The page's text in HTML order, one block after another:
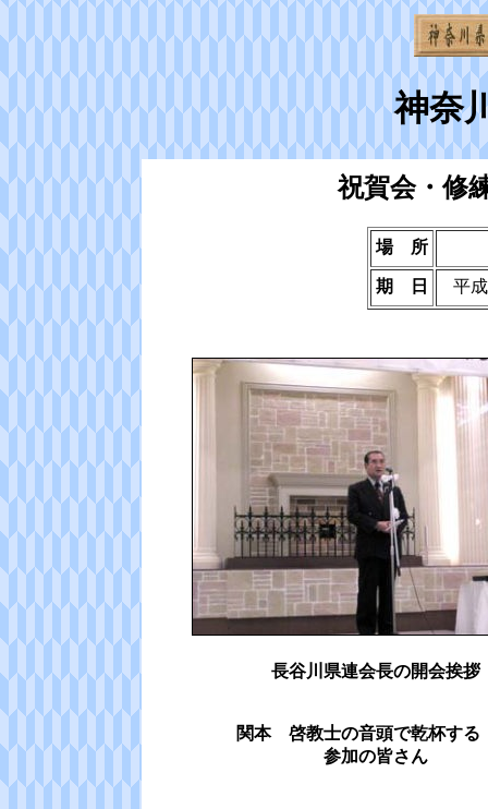
神奈
祝賀会・修
場 所
期 日 平
長谷川県連会長の開会挨拶
関本 啓教士の音頭で乾杯す
参加の皆さん